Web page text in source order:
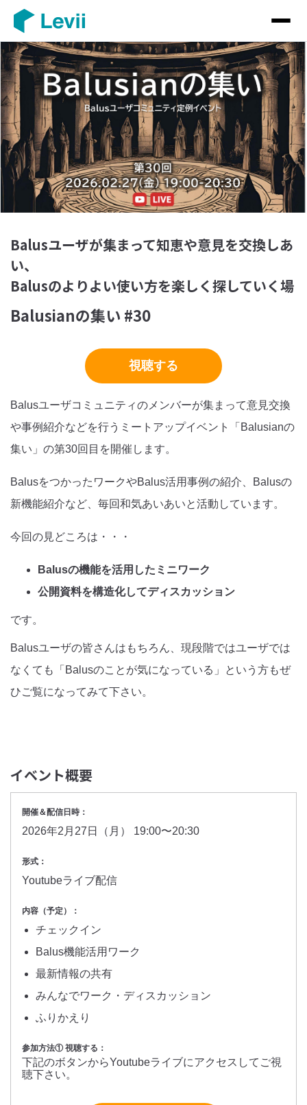
Balusユーザが集まって知恵や意見を交換しあ
い、
Balusのよりよい使い方を楽しく探していく場
Balusianの集い #30
視聴する
Balusユーザコミュニティのメンバーが集まって意見交換
や事例紹介などを行うミートアップイベント「Balusianの
集い」の第30回目を開催します。
BalusをつかったワークやBalus活用事例の紹介、Balusの
新機能紹介など、毎回和気あいあいと活動しています。
今回の見どころは・・・
Balusの機能を活用したミニワーク
公開資料を構造化してディスカッション
です。
Balusユーザの皆さんはもちろん、現段階ではユーザでは
なくても「Balusのことが気になっている」という方もぜ
ひご覧になってみて下さい。
イベント概要
開催＆配信日時：
2026年2月27日（月） 19:00〜20:30
形式：
Youtubeライブ配信
内容（予定）：
チェックイン
Balus機能活用ワーク
最新情報の共有
みんなでワーク・ディスカッション
ふりかえり
参加方法① 視聴する：
下記のボタンからYoutubeライブにアクセスしてご視
聴下さい。